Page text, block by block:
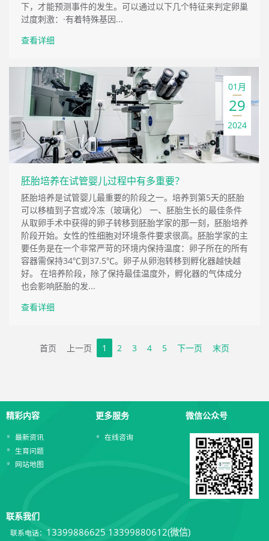
下，才能预测事件的发生。可以通过以下几个特征来判定卵巢
过度刺激：·有着特殊基因...
查看详细
01月
29
2024
胚胎培养在试管婴儿过程中有多重要？
胚胎培养是试管婴儿最重要的阶段之一。培养到第5天的胚胎
可以移植到子宫或冷冻（玻璃化） 一、胚胎生长的最佳条件
从取卵手术中获得的卵子转移到胚胎学家的那一刻，胚胎培养
阶段开始。女性的性细胞对环境条件要求很高。胚胎学家的主
要任务是在一个非常严苛的环境内保持温度：卵子所在的所有
容器需保持34℃到37.5℃。卵子从卵泡转移到孵化器越快越
好。 在培养阶段，除了保持最佳温度外，孵化器的气体成分
也会影响胚胎的发...
查看详细
首页 上一页 1 2 3 4 5 下一页 末页
精彩内容
最新资讯
生育问题
网站地图
更多服务
在线咨询
微信公众号
联系我们
联系电话： 13399886625 13399880612(微信)